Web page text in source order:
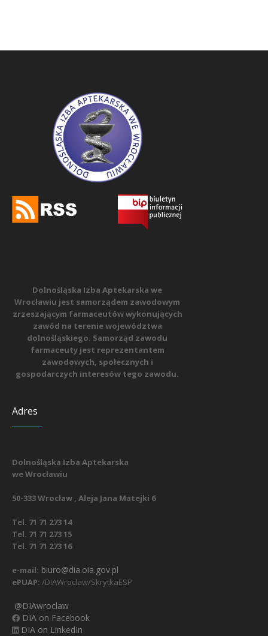
Dolnośląska Izba Aptekarska we
Wrocławiu jest samorządem zawodowym
zrzeszającym farmaceutów wykonujących
zawód na terenie województwa
dolnośląskiego. Samorząd zawodu
farmaceuty jest reprezentantem
zawodowych, społecznych i
gospodarczych interesów tego zawodu.
Adres
Dolnośląska Izba Aptekarska
we Wrocławiu
50-333 Wrocław , Aleja Jana Matejki 6
Tel. 71 71 273 14
Tel. 71 71 273 15
Tel. 71 71 273 16
e-mail: biuro@dia.oia.gov.pl
ePUAP: /DIAWroclaw/SkrytkaESP
@DIAwroclaw
DIA on Facebook
DIA on LinkedIn